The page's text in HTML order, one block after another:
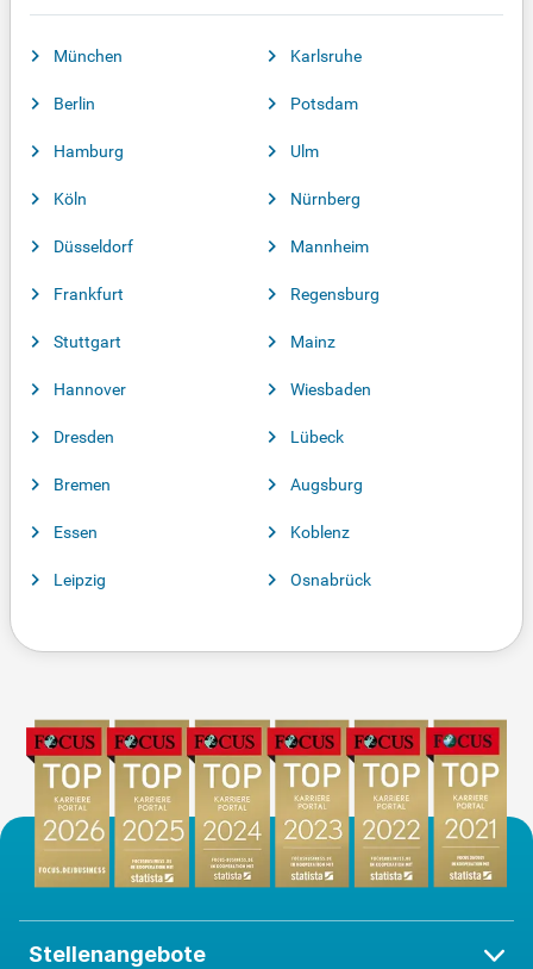
München
Berlin
Hamburg
Köln
Düsseldorf
Frankfurt
Stuttgart
Hannover
Dresden
Bremen
Essen
Leipzig
Karlsruhe
Potsdam
Ulm
Nürnberg
Mannheim
Regensburg
Mainz
Wiesbaden
Lübeck
Augsburg
Koblenz
Osnabrück
Stellenangebote